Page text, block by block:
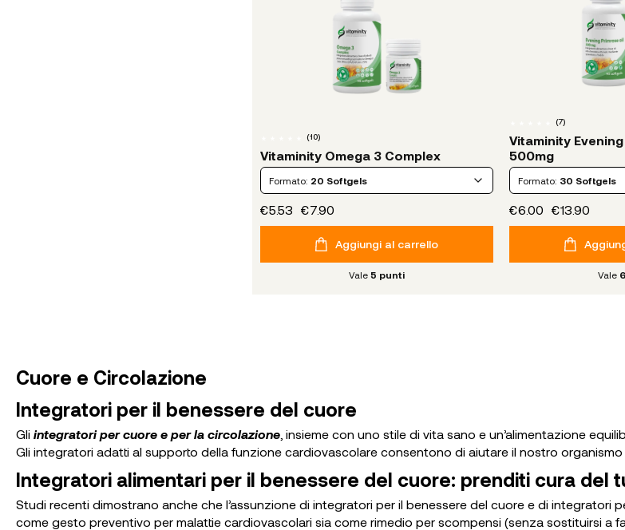
(10)
Vitaminity Omega 3 Complex
Formato: 20 Softgels
€5.53 €7.90
Aggiungi al carrello
Vale 5 punti
(7)
Vitaminity
500mg
Formato: 30 Softgels
€6.00 €13.90
Vale 6
Cuore e Circolazione
Integratori per il benessere del cuore
Gliintegratoriper cuore e per la circolazione , insieme con uno stile di vita sano e un’alimentazione
Gli integratori adatti al supporto della funzione cardiovascolare consentono di aiutare il nostro
Integratori alimentari per il benessere del cuore: prenditi cura del
Studi recenti dimostrano anche che l’assunzione di integratori per il benessere del cuore e di
come gesto preventivo per malattie cardiovascolari sia come rimedio per scompensi (senza sostituirsi a